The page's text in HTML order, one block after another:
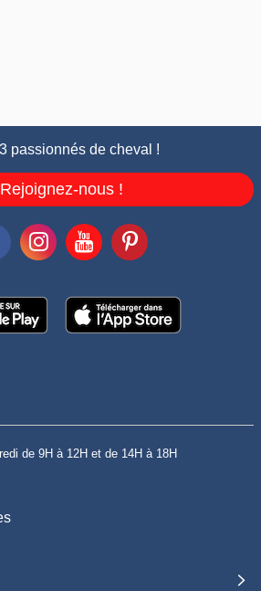
passionnés de cheval !
Rejoignez-nous !
de 9H à 12H et de 14H à 18H